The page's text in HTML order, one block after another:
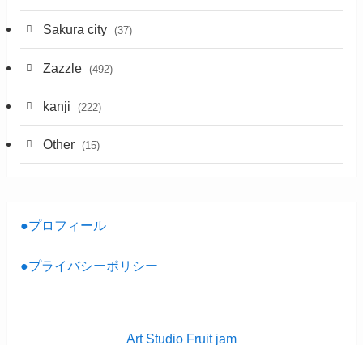
Sakura city (37)
Zazzle (492)
kanji (222)
Other (15)
●プロフィール
●プライバシーポリシー
Art Studio Fruit jam